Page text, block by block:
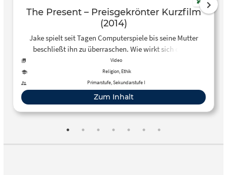
The Present – Preisgekrönter Kurzfilm
(2014)
Jake spielt seit Tagen Computerspiele bis seine Mutter
beschließt ihn zu überraschen. Wie wirkt sich dieses
Geschenk auf seine Zukunft aus? The film tells the story of a
boy who rather spends his time indoors playing
videogames instead of discovering what’s waiting outside.
One day his Mum decide…
Video
Religion, Ethik
Primarstufe, Sekundarstufe I
Zum Inhalt